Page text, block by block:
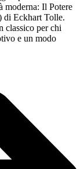
moderna: Il Potere
di Eckhart Tolle.
classico per chi
e un modo